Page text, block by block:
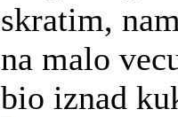
skratim,
na malo
bio iznad